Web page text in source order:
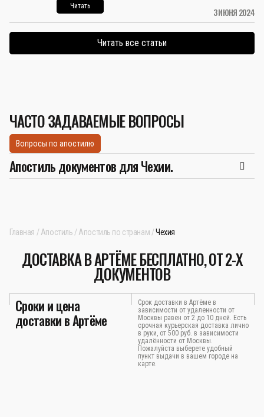
3 ИЮНЯ 2024
Читать
Читать все статьи
ЧАСТО ЗАДАВАЕМЫЕ ВОПРОСЫ
Вопросы по апостилю
Апостиль документов для Чехии.
Главная Апостиль Апостиль по странам Чехия
ДОСТАВКА В АРТЁМЕ БЕСПЛАТНО, ОТ 2-Х
ДОКУМЕНТОВ
Сроки и цена
доставки в Артёме
Срок доставки в Артёме в
зависимости от удаленности от
Москвы равен от 2 до 10 дней. Есть
срочная курьерская доставка лично
в руки, от 500 руб. в зависимости
удалённости от Москвы.
Пожалуйста выберете удобный
пункт выдачи в вашем городе на
карте.